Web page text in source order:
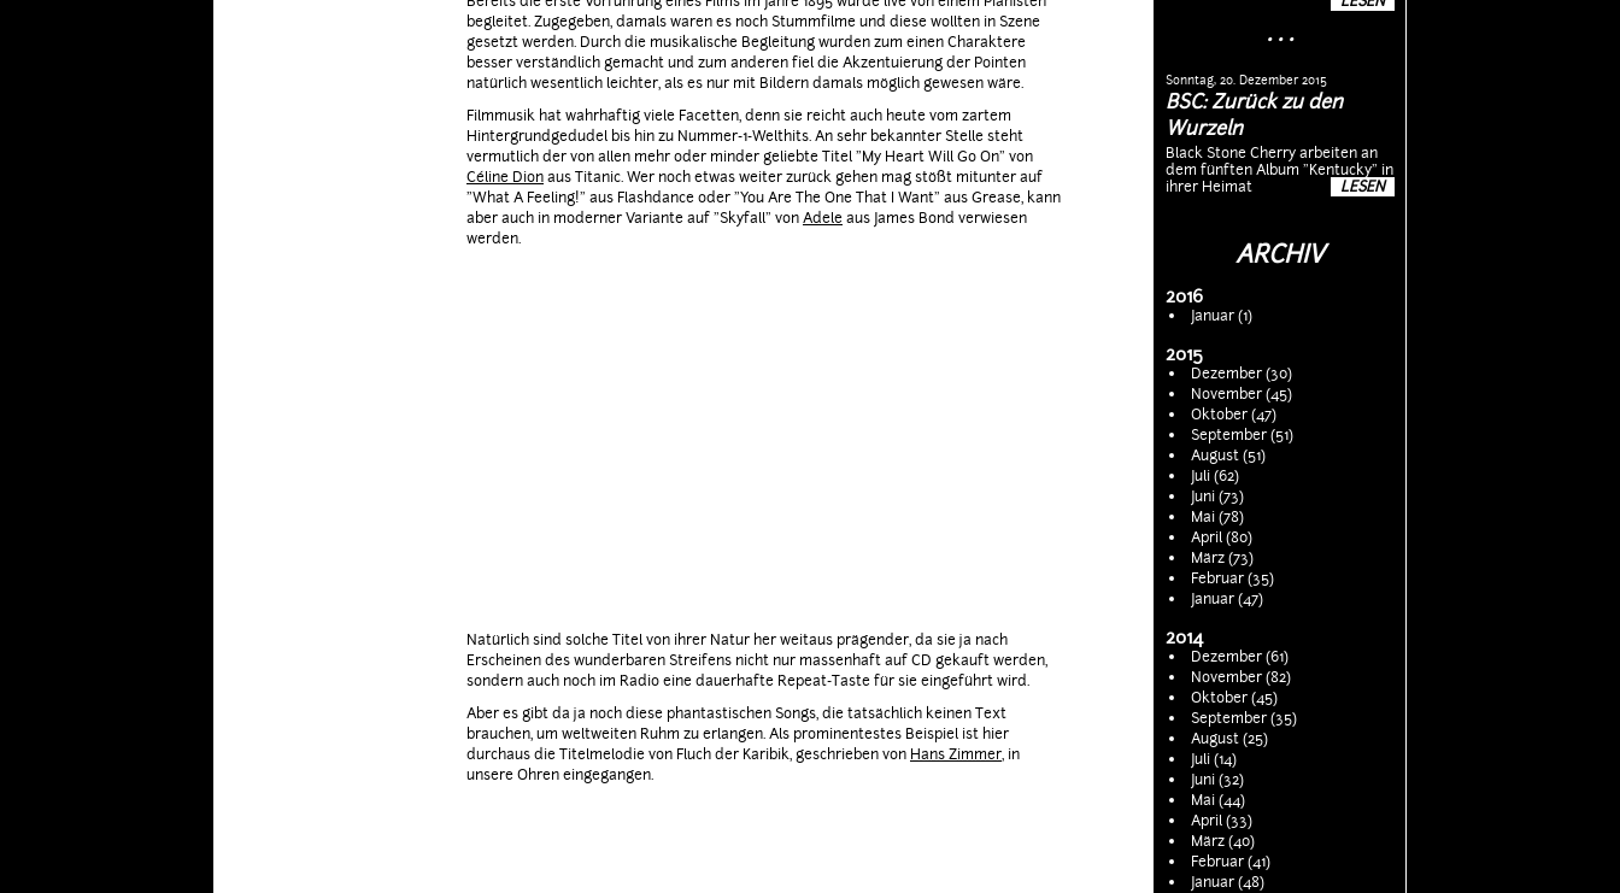
begleitet. Zugegeben, damals waren es noch Stummfilme und diese wollten in Szene
gesetzt werden. Durch die musikalische Begleitung wurden zum einen Charaktere
besser verständlich gemacht und zum anderen fiel die Akzentuierung der Pointen
natürlich wesentlich leichter, als es nur mit Bildern damals möglich gewesen wäre.
Filmmusik hat wahrhaftig viele Facetten, denn sie reicht auch heute vom zartem
Hintergrundgedudel bis hin zu Nummer-1-Welthits. An sehr bekannter Stelle steht
vermutlich der von allen mehr oder minder geliebte Titel "My Heart Will Go On" von
Céline Dionaus Titanic. Wer noch etwas weiter zurück gehen mag stößt mitunter auf
"What A Feeling!" aus Flashdance oder "You Are The One That I Want" aus Grease, kann
aber auch in moderner Variante auf "Skyfall" vonAdeleaus James Bond verwiesen
werden.
Natürlich sind solche Titel von ihrer Natur her weitaus prägender, da sie ja nach
Erscheinen des wunderbaren Streifens nicht nur massenhaft auf CD gekauft werden,
sondern auch noch im Radio eine dauerhafte Repeat-Taste für sie eingeführt wird.
Aber es gibt da ja noch diese phantastischen Songs, die tatsächlich keinen Text
brauchen, um weltweiten Ruhm zu erlangen. Als prominentestes Beispiel ist hier
durchaus die Titelmelodie von Fluch der Karibik, geschrieben von Hans Zimmer, in
unsere Ohren eingegangen.
. . .
Sonntag, 20. Dezember 2015
BSC: Zurück zu den
Wurzeln
Black Stone Cherry arbeiten an
dem fünften Album "Kentucky" in
ihrer Heimat
LESEN
ARCHIV
2016
Januar (1)
2015
Dezember (30)
November (45)
Oktober (47)
September (51)
August (51)
Juli (62)
Juni (73)
Mai (78)
April (80)
März (73)
Februar (35)
Januar (47)
2014
Dezember (61)
November (82)
Oktober (45)
September (35)
August (25)
Juli (14)
Juni (32)
Mai (44)
April (33)
März (40)
Februar (41)
Januar (48)